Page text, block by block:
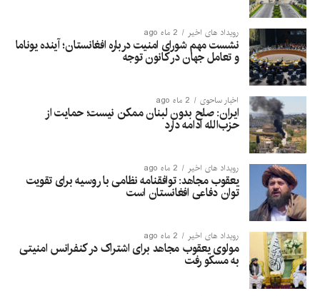
رویداد های اخیر 2 ماه ago
نشست مهم شورای امنیت درباره افغانستان؛ آینده یوناما
و تعامل جهان در کانون توجه
اخبار ساحوی 2 ماه ago
ایران: صلح بدون لبنان ممکن نیست؛ حمایت از
حزب‌الله ادامه دارد
رویداد های اخیر 2 ماه ago
یعقوب مجاهد: توافقنامه نظامی با روسیه برای تقویت
توان دفاعی افغانستان است
رویداد های اخیر 2 ماه ago
مولوی یعقوب مجاهد برای اشتراک در کنفرانس امنیتی
به مسکو رفت